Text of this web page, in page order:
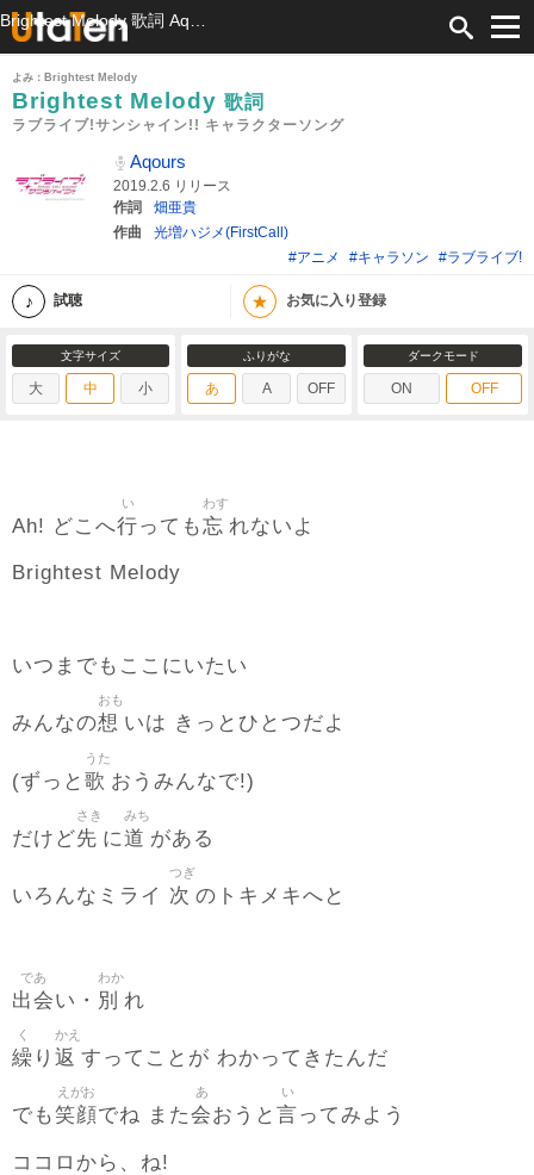
よみ：Brightest Melody
Brightest Melody 歌詞
ラブライブ!サンシャイン!! キャラクターソング
Aqours
2019.2.6 リリース
作詞
畑亜貴
作曲
光増ハジメ(FirstCall)
#アニメ
#キャラソン #ラブライブ!
試聴 ★ お気に入り登録
文字サイズ
大 中 小
ふりがな
あ A OFF
ダークモード
ON OFF
Ah! どこへ行
い
っても忘
わす
れないよ
Brightest Melody
いつまでもここにいたい
みんなの想
おも
いは きっとひとつだよ
(ずっと 歌
うた
おうみんなで!)
だけど先
さき
に道
みち
がある
いろんなミライ 次
つぎ
のトキメキへと
出会
であ
い・ 別
わか
れ
繰
く
り 返
かえ
すってことが わかってきたんだ
でも笑顔
えがお
でね また会
あ
おうと 言
い
ってみよう
ココロから、ね!